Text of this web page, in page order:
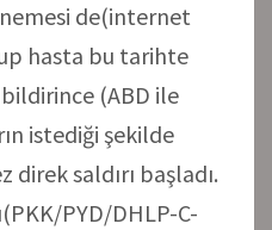
de(internet
hasta bu tarihte
bildirince (ABD ile
istediği şekilde
saldırı başladı.
PYD/DHLP-C-